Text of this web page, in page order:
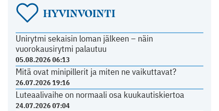
HYVINVOINTI
Unirytmi sekaisin loman jälkeen – näin
vuorokausirytmi palautuu
05.08.2026 06:13
Mitä ovat minipillerit ja miten ne vaikuttavat?
26.07.2026 19:16
Luteaalivaihe on normaali osa kuukautiskiertoa
24.07.2026 07:04